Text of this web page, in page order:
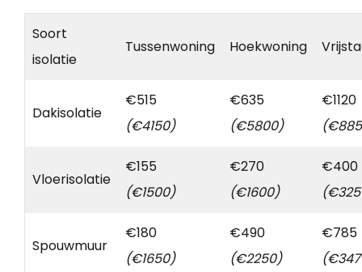
Soort
isolatie
Tussenwoning Hoekwoning
Dakisolatie
€515
(€4150)
€635
(€5800)
€1120
Vloerisolatie
€155
(€1500)
€270
(€1600)
€400
Spouwmuur
€180
(€1650)
€490
(€2250)
€785